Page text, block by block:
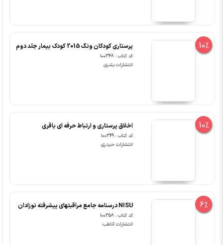
10% پرستاری کودکان ونگ 2015 کودک بیمار جلد دوم
کد کتاب : 100348
انتشارات بشری
10% اخلاق پرستاری و ارتباط حرفه ای باقری
کد کتاب : 100349
انتشارات حیدری
6% NISU درسنامه جامع مراقبتهای پیشرفته نوزادان
کد کتاب : 100358
انتشارات آناطب